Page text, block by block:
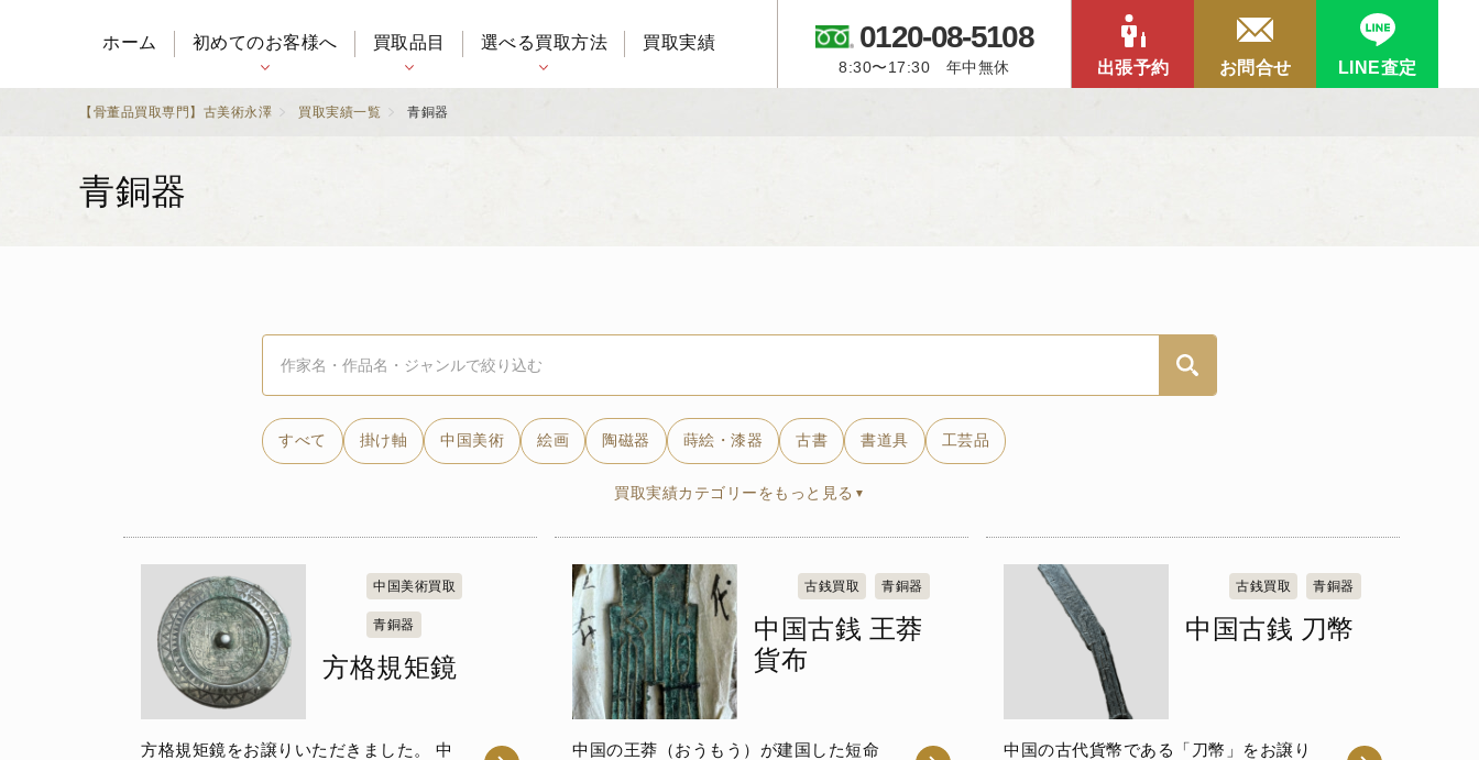
ホーム 初めてのお客様へ 買取品目 選べる買取方法 買取実績 0120-08-5108
8:30〜17:30 年中無休 出張予約 お問合せ LINE査定
【骨董品買取専門】古美術永澤 買取実績一覧 青銅器
青銅器
すべて 掛け軸 中国美術 絵画 陶磁器 蒔絵・漆器 古書 書道具 工芸品
買取実績カテゴリーをもっと見る
中国美術買取
青銅器
方格規矩鏡
方格規矩鏡をお譲りいただきました。 中
古銭買取 青銅器
中国古銭 王莽
貨布
中国の王莽（おうもう）が建国した短命
古銭買取 青銅器
中国古銭 刀幣
中国の古代貨幣である「刀幣」をお譲り